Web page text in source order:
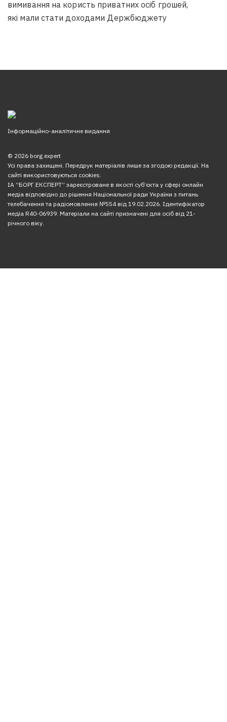
вимивання на користь приватних осіб грошей,
які мали стати доходами Держбюджету
Інформаційно-аналітичне видання
© 2026 borg.expert
Усі права захищені. Передрук матеріалів лише за згодою редакції. На
сайті використовуються cookies.
ІА “БОРГ.ЕКСПЕРТ” зареєстроване в якості суб’єкта у сфері онлайн
медіа відповідно до рішення Національної ради України з питань
телебачення та радіомовлення №554 від 19.02.2026. Ідентифікатор
медіа R40-06939. Матеріали на сайті призначені для осіб від 21-
річного віку.